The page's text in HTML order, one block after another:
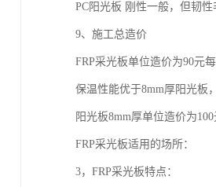
PC阳光板 刚性一般，但韧
9、施工总造价
FRP采光板单位造价为90元
保温性能优于8mm厚阳光板
阳光板8mm厚单位造价为
FRP采光板适用的场所：
3，FRP采光板特点：